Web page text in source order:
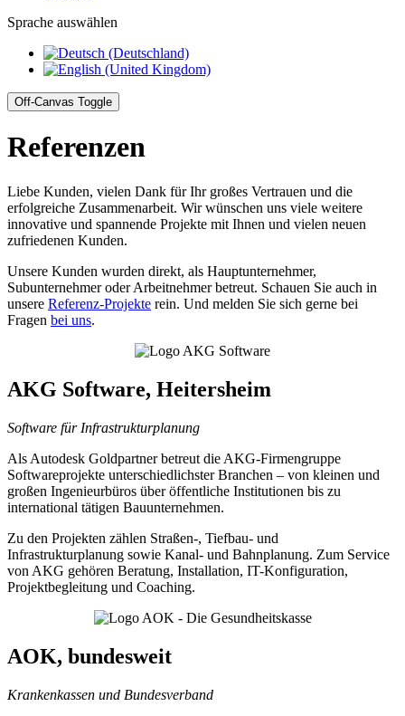
Sprache auswählen
Off-Canvas Toggle
Referenzen
Liebe Kunden, vielen Dank für Ihr großes Vertrauen und die
erfolgreiche Zusammenarbeit. Wir wünschen uns viele weitere
innovative und spannende Projekte mit Ihnen und vielen neuen
zufriedenen Kunden.
Unsere Kunden wurden direkt, als Hauptunternehmer,
Subunternehmer oder Arbeitnehmer betreut. Schauen Sie auch in
unsere Referenz-Projekte rein. Und melden Sie sich gerne bei
Fragen bei uns.
AKG Software, Heitersheim
Software für Infrastrukturplanung
Als Autodesk Goldpartner betreut die AKG-Firmengruppe
Softwareprojekte unterschiedlichster Branchen – von kleinen und
großen Ingenieurbüros über öffentliche Institutionen bis zu
international tätigen Bauunternehmen.
Zu den Projekten zählen Straßen-, Tiefbau- und
Infrastrukturplanung sowie Kanal- und Bahnplanung. Zum Service
von AKG gehören Beratung, Installation, IT-Konfiguration,
Projektbegleitung und Coaching.
AOK, bundesweit
Krankenkassen und Bundesverband